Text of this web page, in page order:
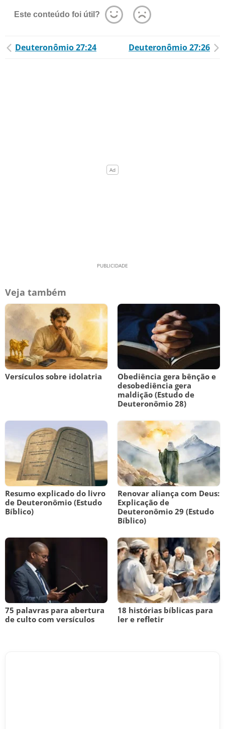
Este conteúdo foi útil?
Deuteronômio 27:24 Deuteronômio 27:26
Veja também
Versículos sobre idolatria
Obediência gera bênção e
desobediência gera
maldição (Estudo de
Deuteronômio 28)
Resumo explicado do livro
de Deuteronômio (Estudo
Bíblico)
Renovar aliança com Deus:
Explicação de
Deuteronômio 29 (Estudo
Bíblico)
75 palavras para abertura
de culto com versículos
18 histórias bíblicas para
ler e refletir